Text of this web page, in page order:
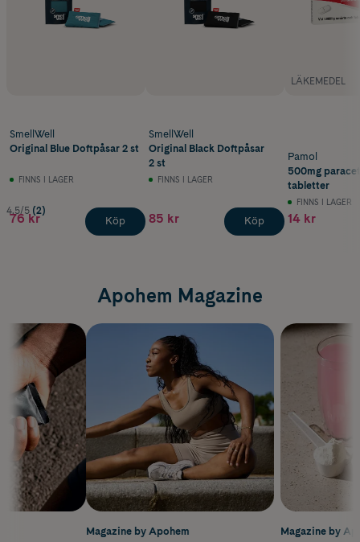
SmellWell
Original Blue Doftpåsar 2 st
FINNS I LAGER
4.5/5 (2)
76 kr Köp
SmellWell
Original Black Doftpåsar
2 st
FINNS I LAGER
85 kr Köp
LÄKEMEDEL
Pamol
500mg
tabletter
FINNS I LAGER
14 kr
Apohem Magazine
Magazine by
Magazine by Apohem